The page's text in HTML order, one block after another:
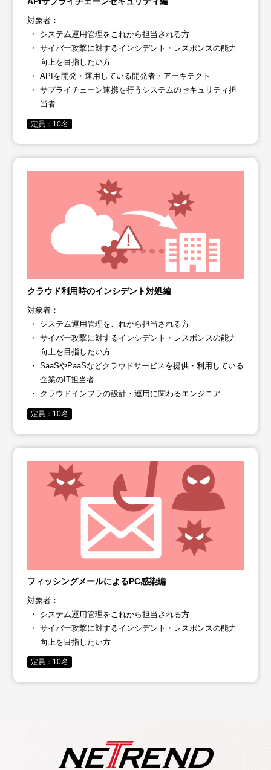
対象者：
システム運用管理をこれから担当される方
サイバー攻撃に対するインシデント・レスポンスの能力
向上を目指したい方
APIを開発・運用している開発者・アーキテクト
サプライチェーン連携を行うシステムの​セキュリティ担
当者
定員：10名
クラウド利用時のインシデント対処編
対象者：
システム運用管理をこれから担当される方
サイバー攻撃に対するインシデント・レスポンスの能力
向上を目指したい方
SaaSやPaaSなどクラウドサービスを提供・利用している
企業のIT担当者
クラウドインフラの設計・運用に関わるエンジニア
定員：10名
フィッシングメールによるPC感染編
対象者：
システム運用管理をこれから担当される方
サイバー攻撃に対するインシデント・レスポンスの能力
向上を目指したい方
定員：10名